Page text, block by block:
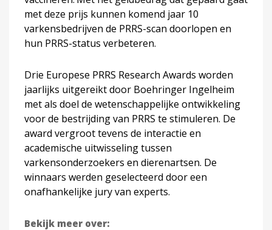
met deze prijs kunnen komend jaar 10
varkensbedrijven de PRRS-scan doorlopen en
hun PRRS-status verbeteren.
Drie Europese PRRS Research Awards worden
jaarlijks uitgereikt door Boehringer Ingelheim
met als doel de wetenschappelijke ontwikkeling
voor de bestrijding van PRRS te stimuleren. De
award vergroot tevens de interactie en
academische uitwisseling tussen
varkensonderzoekers en dierenartsen. De
winnaars werden geselecteerd door een
onafhankelijke jury van experts.
Bekijk meer over: